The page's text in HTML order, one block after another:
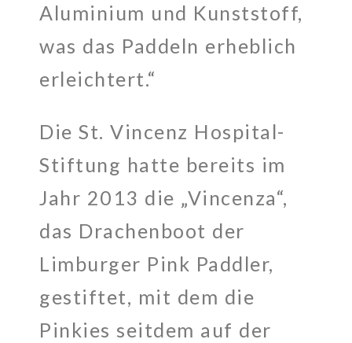
Aluminium und Kunststoff,
was das Paddeln erheblich
erleichtert.“
Die St. Vincenz Hospital-
Stiftung hatte bereits im
Jahr 2013 die „Vincenza“,
das Drachenboot der
Limburger Pink Paddler,
gestiftet, mit dem die
Pinkies seitdem auf der